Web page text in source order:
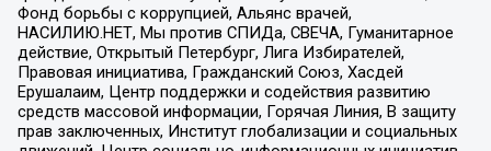
Фонд борьбы с коррупцией, Альянс врачей,
НАСИЛИЮ.НЕТ, Мы против СПИДа, СВЕЧА, Гуманитарное
действие, Открытый Петербург, Лига Избирателей,
Правовая инициатива, Гражданский Союз, Хасдей
Ерушалаим, Центр поддержки и содействия развитию
средств массовой информации, Горячая Линия, В защиту
прав заключенных, Институт глобализации и социальных